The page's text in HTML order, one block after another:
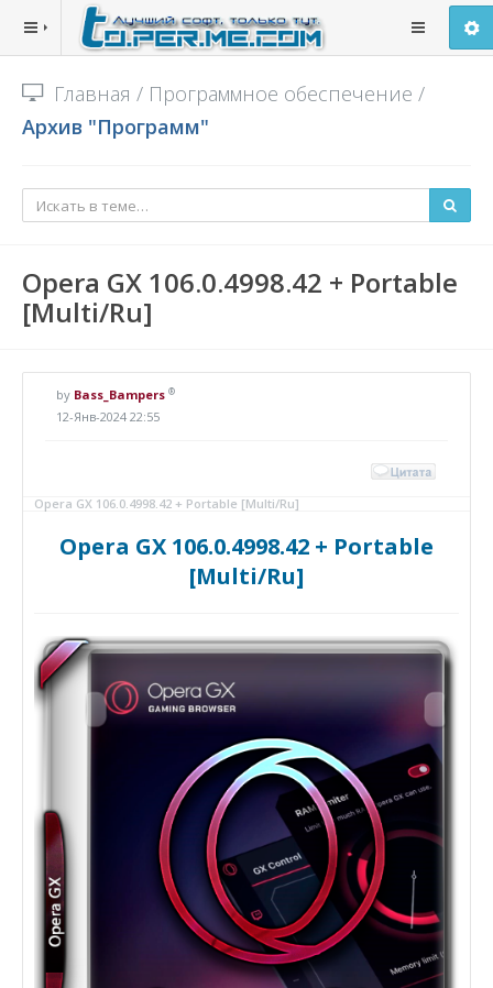
Главная / Программное обеспечение /
Архив "Программ"
Opera GX 106.0.4998.42 + Portable
[Multi/Ru]
by Bass_Bampers ®
12-Янв-2024 22:55
Opera GX 106.0.4998.42 + Portable [Multi/Ru]
Opera GX 106.0.4998.42 + Portable
[Multi/Ru]